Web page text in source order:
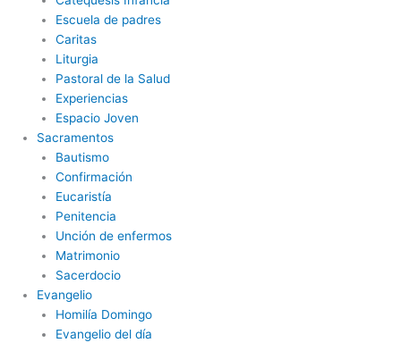
Escuela de padres
Caritas
Liturgia
Pastoral de la Salud
Experiencias
Espacio Joven
Sacramentos
Bautismo
Confirmación
Eucaristía
Penitencia
Unción de enfermos
Matrimonio
Sacerdocio
Evangelio
Homilía Domingo
Evangelio del día